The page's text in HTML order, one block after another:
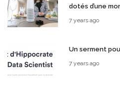
dotés d’une
7 years ago
Un serment
7 years ago